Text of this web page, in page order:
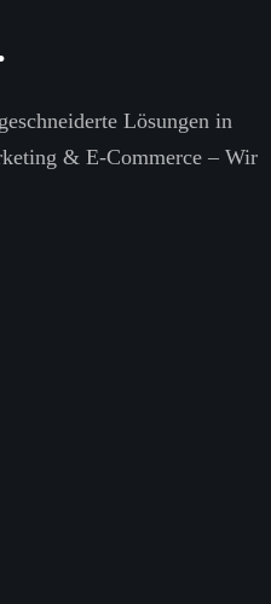
Lösungen in
& E-Commerce – Wir